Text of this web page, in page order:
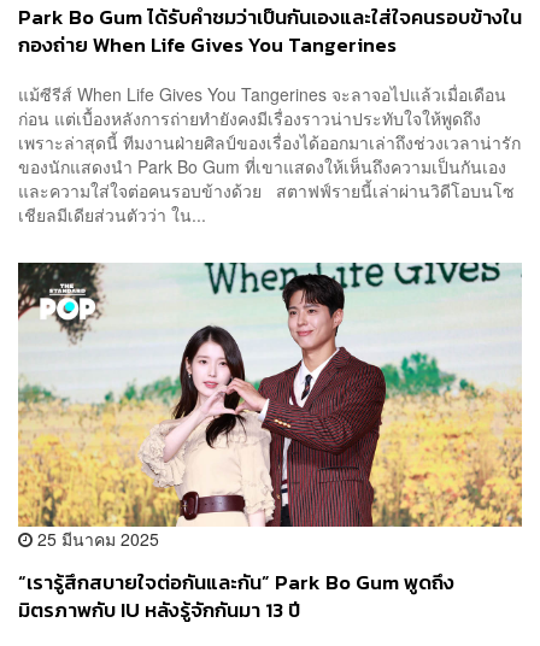
Park Bo Gum ได้รับคำชมว่าเป็นกันเองและใส่ใจคนรอบข้างใน
กองถ่าย When Life Gives You Tangerines
แม้ซีรีส์ When Life Gives You Tangerines จะลาจอไปแล้วเมื่อเดือน
ก่อน แต่เบื้องหลังการถ่ายทำยังคงมีเรื่องราวน่าประทับใจให้พูดถึง
เพราะล่าสุดนี้ ทีมงานฝ่ายศิลป์ของเรื่องได้ออกมาเล่าถึงช่วงเวลาน่ารัก
ของนักแสดงนำ Park Bo Gum ที่เขาแสดงให้เห็นถึงความเป็นกันเอง
และความใส่ใจต่อคนรอบข้างด้วย สตาฟฟ์รายนี้เล่าผ่านวิดีโอบนโซ
เชียลมีเดียส่วนตัวว่า ใน...
25 มีนาคม 2025
“เรารู้สึกสบายใจต่อกันและกัน” Park Bo Gum พูดถึง
มิตรภาพกับ IU หลังรู้จักกันมา 13 ปี